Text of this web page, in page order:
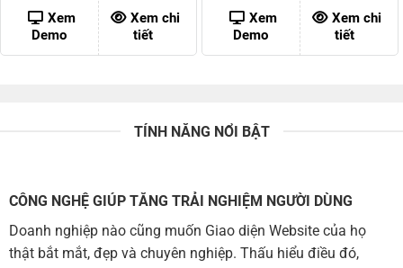
900,000 ₫.là:
200,000 ₫.
Xem
Demo
Xem chi
tiết
900,000 ₫.là:
Xem
Demo
Xem chi
tiết
TÍNH NĂNG NỔI BẬT
CÔNG NGHỆ GIÚP TĂNG TRẢI NGHIỆM NGƯỜI DÙNG
Doanh nghiệp nào cũng muốn Giao diện Website của họ
thật bắt mắt, đẹp và chuyên nghiệp. Thấu hiểu điều đó,